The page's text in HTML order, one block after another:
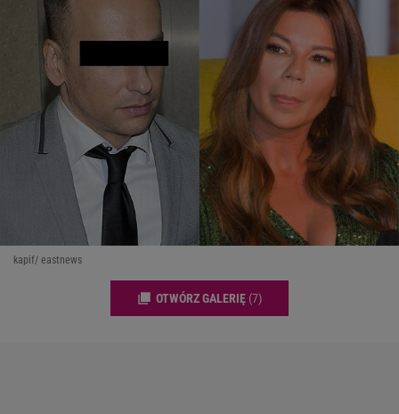
kapif/ eastnews
OTWÓRZ GALERIĘ (7)